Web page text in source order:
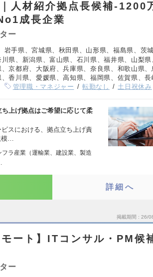
人材紹介拠点長候補-1200
成長企業
ー
岩手県、宮城県、秋田県、山形県、福島県、茨
県、新潟県、富山県、石川県、福井県、山梨県
京都府、大阪府、兵庫県、奈良県、和歌山県、
香川県、愛媛県、高知県、福岡県、佐賀県、長
管理職・マネジャー 転勤なし 土日祝休み
上げ拠点はご希望に応じて柔
スにおける、拠点立ち上げ責
模…
ラ産業（運輸業、建設業、製造
詳細へ
掲載期間 26/
モート】ITコンサル・PM候
ー